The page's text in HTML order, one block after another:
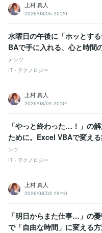
上村 真人
2026/08/05 20:29
水曜日の午後に「ホッとす
BAで手に入れる、心と時間
テンツ
IT・テクノロジー
上村 真人
2026/08/04 20:34
「やっと終わった…！」の
ために。Excel VBAで変え
ンツ
IT・テクノロジー
上村 真人
2026/08/03 19:40
「明日からまた仕事…」の
で「自由な時間」に変える